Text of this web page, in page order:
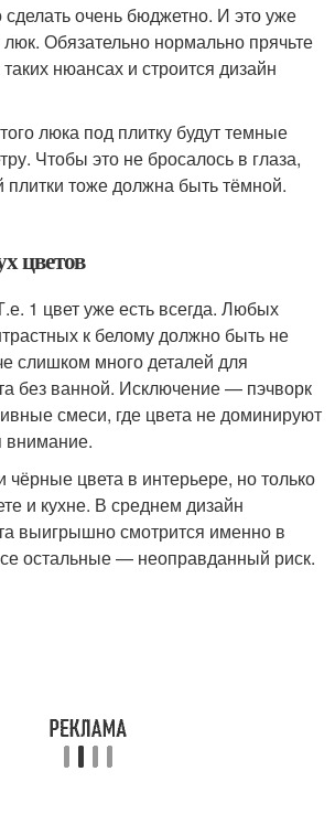
очень бюджетно. И это уже
Обязательно нормально прячьте
нюансах и строится дизайн
люка под плитку будут темные
Чтобы это не бросалось в глаза,
плитки тоже должна быть тёмной.
цветов
1 цвет уже есть всегда. Любых
к белому должно быть не
слишком много деталей для
без ванной. Исключение — пэчворк
смеси, где цвета не доминируют
внимание.
цвета в интерьере, но только
и кухне. В среднем дизайн
выигрышно смотрится именно в
остальные — неоправданный риск.